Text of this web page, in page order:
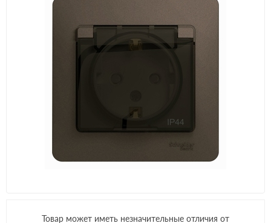
Товар может иметь незначительные отличия от